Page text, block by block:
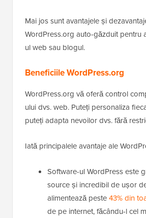
Mai jos sunt avantajele și
WordPress.org auto-găzduit pentru
ul web sau blogul.
Beneficiile WordPress.org
WordPress.org vă oferă control
ului dvs. web. Puteți personaliza
puteți adapta nevoilor dvs. fără
Iată principalele avantaje ale
Software-ul WordPress este
source și incredibil de ușor
alimentează peste43% din
de pe internet, făcându-l cel